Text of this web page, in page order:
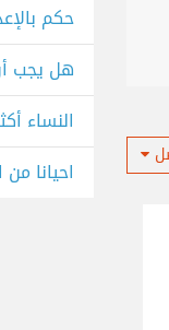
حكم
هل يجب
النساء
احيانا